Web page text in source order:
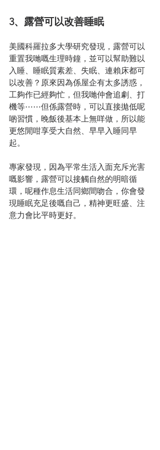
3、露營可以改善睡眠
美國科羅拉多大學研究發現，露營可以
重置我哋嘅生理時鐘，並可以幫助難以
入睡、睡眠質素差、失眠、連賴床都可
以改善？原來因為係屋企有太多誘惑，
工夠作已經夠忙，但我哋仲會追劇、打
機等⋯⋯但係露營時，可以直接拋低呢
啲習慣，晚飯後基本上無咩做，所以能
更悠閒咁享受大自然、早早入睡同早
起。
專家發現，因為平常生活入面充斥光害
嘅影響，露營可以接觸自然的明暗循
環，呢種作息生活同鄉間吻合，你會發
現睡眠充足後嘅自己，精神更旺盛、注
意力會比平時更好。